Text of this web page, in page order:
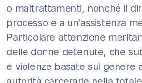
o maltrattamenti, nonché il
processo e a un'assistenza
Particolare attenzione
delle donne detenute, che
e violenze basate sul genere